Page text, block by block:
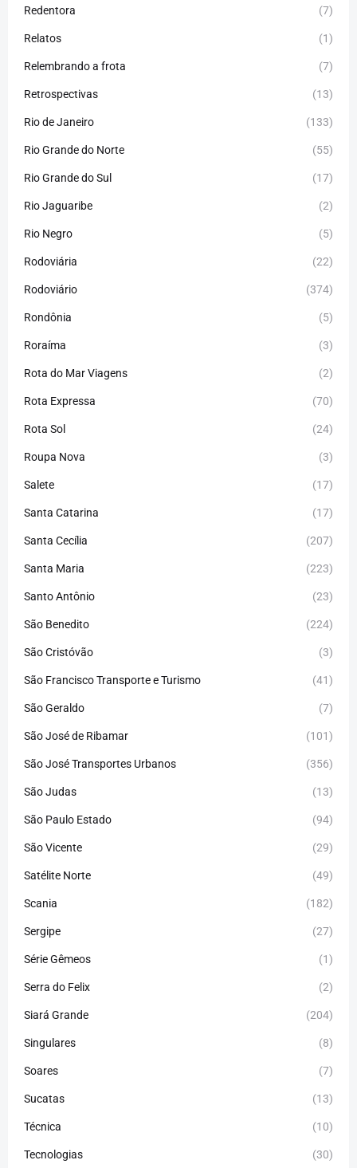
Redentora (7)
Relatos (1)
Relembrando a frota (7)
Retrospectivas (13)
Rio de Janeiro (133)
Rio Grande do Norte (55)
Rio Grande do Sul (17)
Rio Jaguaribe (2)
Rio Negro (5)
Rodoviária (22)
Rodoviário (374)
Rondônia (5)
Roraíma (3)
Rota do Mar Viagens (2)
Rota Expressa (70)
Rota Sol (24)
Roupa Nova (3)
Salete (17)
Santa Catarina (17)
Santa Cecília (207)
Santa Maria (223)
Santo Antônio (23)
São Benedito (224)
São Cristóvão (3)
São Francisco Transporte e Turismo (41)
São Geraldo (7)
São José de Ribamar (101)
São José Transportes Urbanos (356)
São Judas (13)
São Paulo Estado (94)
São Vicente (29)
Satélite Norte (49)
Scania (182)
Sergipe (27)
Série Gêmeos (1)
Serra do Felix (2)
Siará Grande (204)
Singulares (8)
Soares (7)
Sucatas (13)
Técnica (10)
Tecnologias (30)